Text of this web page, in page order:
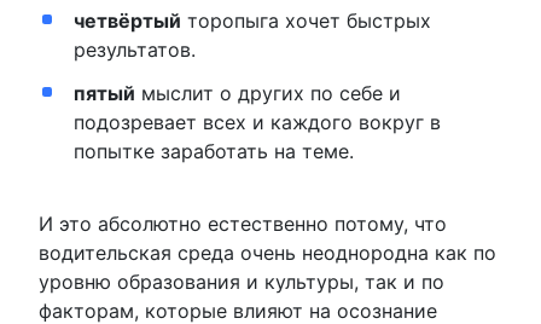
четвёртый торопыга хочет быстрых
результатов.
пятый мыслит о других по себе и
подозревает всех и каждого вокруг в
попытке заработать на теме.
И это абсолютно естественно потому, что
водительская среда очень неоднородна как по
уровню образования и культуры, так и по
факторам, которые влияют на осознание